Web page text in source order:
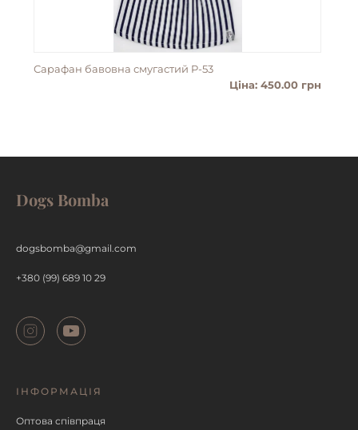
Сарафан бавовна смугастий P-53
Ціна: 450.00 грн
Dogs Bomba
dogsbomba@gmail.com
+380 (99) 689 10 29
ІНФОРМАЦІЯ
Оптова співпраця